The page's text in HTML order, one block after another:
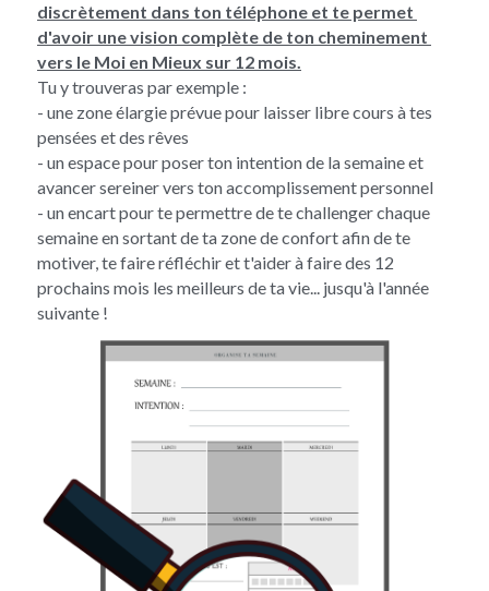
discrètement dans ton téléphone et te permet
d'avoir une vision complète de ton cheminement
vers le Moi en Mieux sur 12 mois.
Tu y trouveras par exemple :
- une zone élargie prévue pour laisser libre cours à tes
pensées et des rêves
- un espace pour poser ton intention de la semaine et
avancer sereiner vers ton accomplissement personnel
- un encart pour te permettre de te challenger chaque
semaine en sortant de ta zone de confort afin de te
motiver, te faire réfléchir et t'aider à faire des 12
prochains mois les meilleurs de ta vie... jusqu'à l'année
suivante !